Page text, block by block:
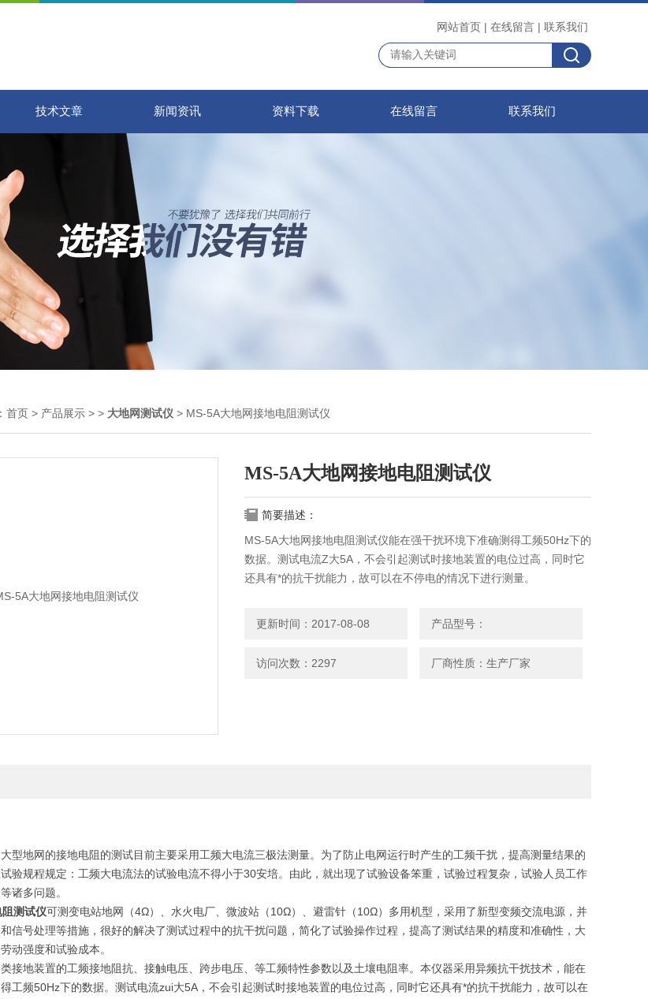
网站首页 | 在线留言 | 联系我们
技术文章 新闻资讯 资料下载 在线留言 联系我们
首页 > 产品展示 > > 大地网测试仪 > MS-5A大地网接地电阻测试仪
MS-5A大地网接地电阻测试仪
简要描述：
MS-5A大地网接地电阻测试仪能在强干扰环境下准确测得工频50Hz下的
数据。测试电流Z大5A，不会引起测试时接地装置的电位过高，同时它
还具有*的抗干扰能力，故可以在不停电的情况下进行测量。
更新时间：2017-08-08 产品型号：
访问次数：2297 厂商性质：生产厂家
型地网的接地电阻的测试目前主要采用工频大电流三极法测量。为了防止电网运行时产生的工频干扰，提高测量结果的
验规程规定：工频大电流法的试验电流不得小于30安培。由此，就出现了试验设备笨重，试验过程复杂，试验人员工作
诸多问题。
测试仪可测变电站地网（4Ω）、水火电厂、微波站（10Ω）、避雷针（10Ω）多用机型，采用了新型变频交流电源，并
信号处理等措施，很好的解决了测试过程中的抗干扰问题，简化了试验操作过程，提高了测试结果的精度和准确性，大
动强度和试验成本。
接地装置的工频接地阻抗、接触电压、跨步电压、等工频特性参数以及土壤电阻率。本仪器采用异频抗干扰技术，能在
工频50Hz下的数据。测试电流zui大5A，不会引起测试时接地装置的电位过高，同时它还具有*的抗干扰能力，故可以在